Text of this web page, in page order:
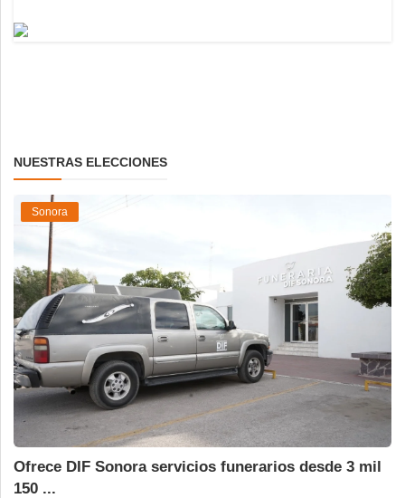
NUESTRAS ELECCIONES
Sonora
Ofrece DIF Sonora servicios funerarios desde 3 mil
150 ...